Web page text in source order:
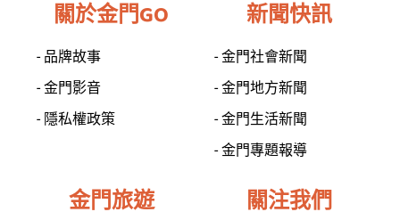
關於金門GO
- 品牌故事
- 金門影音
- 隱私權政策
新聞快訊
- 金門社會新聞
- 金門地方新聞
- 金門生活新聞
- 金門專題報導
金門旅遊 關注我們